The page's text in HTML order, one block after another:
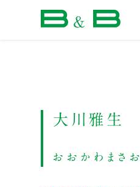
大川雅生
おおかわまさお